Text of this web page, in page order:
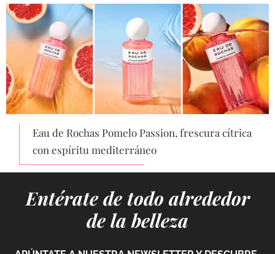
Eau de Rochas Pomelo Passion, frescura cítrica
con espíritu mediterráneo
Entérate de todo alrededor
de la belleza